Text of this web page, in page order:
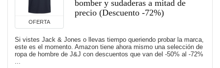
OFERTA
bomber y sudaderas a mitad de
precio (Descuento -72%)
Si vistes Jack & Jones o llevas tiempo queriendo probar la marca,
este es el momento. Amazon tiene ahora mismo una selección de
ropa de hombre de J&J con descuentos que van del -50% al -72%